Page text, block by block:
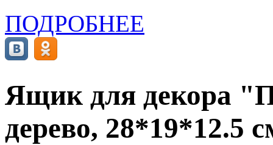
ПОДРОБНЕЕ
Ящик для декора
дерево, 28*19*12.5